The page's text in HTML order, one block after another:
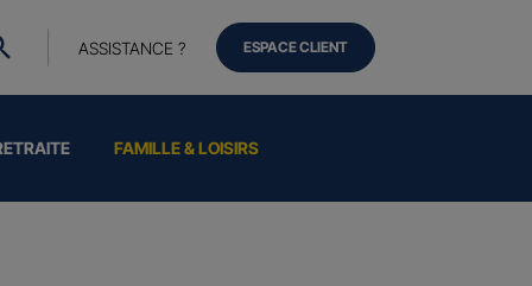
FAMILLE & LOISIRS
ASSISTANCE ? ESPACE CLIENT